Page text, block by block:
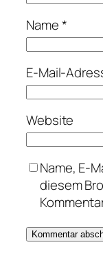
Name*
E-Mail-
Website
Name, E-
diesem